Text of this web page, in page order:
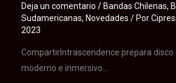
Deja un comentario / Bandas Chilenas,
Sudamericanas, Novedades / Por
2023
CompartirIntrascendence prepara disco
moderno e inmersivo…